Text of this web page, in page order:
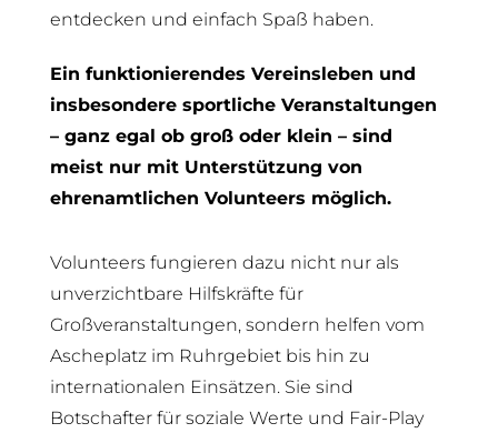
entdecken und einfach Spaß haben.
Ein funktionierendes Vereinsleben und
insbesondere sportliche Veranstaltungen
– ganz egal ob groß oder klein – sind
meist nur mit Unterstützung von
ehrenamtlichen Volunteers möglich.
Volunteers fungieren dazu nicht nur als
unverzichtbare Hilfskräfte für
Großveranstaltungen, sondern helfen vom
Ascheplatz im Ruhrgebiet bis hin zu
internationalen Einsätzen. Sie sind
Botschafter für soziale Werte und Fair-Play